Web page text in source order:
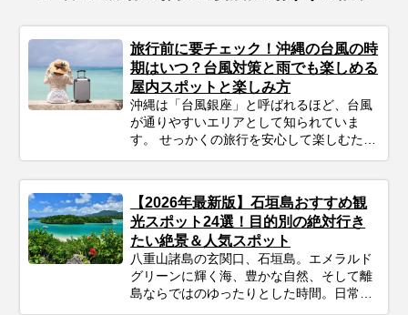
旅行前に要チェック！沖縄の台風の時
期はいつ？台風対策と雨でも楽しめる
屋内スポットと楽しみ方
沖縄は「台風銀座」と呼ばれるほど、台風
が通りやすいエリアとして知られていま
す。 せっかくの旅行を安心して楽しむため
【2026年最新版】石垣島おすすめ観
光スポット24選！目的別の絶対行き
たい絶景＆人気スポット
八重山諸島の玄関口、石垣島。エメラルド
グリーンに輝く海、豊かな自然、そして離
島ならではのゆったりとした時間。日常を